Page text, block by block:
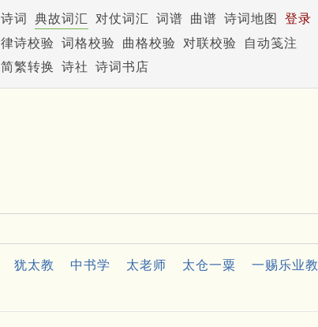
诗词 典故词汇 对仗词汇 词谱 曲谱 诗词地图
登录
律诗校验 词格校验 曲格校验 对联校验
自动笺注
简繁转换 诗社 诗词书店
犹太教 中书学 太老师 太仓一粟 一赐乐业教